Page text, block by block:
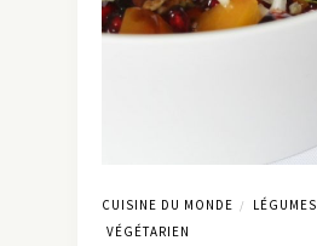
CUISINE DU MONDE / LÉGUMES
VÉGÉTARIEN